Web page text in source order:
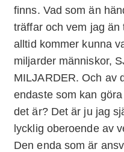
finns. Vad som än
träffar och vem jag
alltid kommer kunna
miljarder människor,
MILJARDER. Och av
endaste som kan
det är? Det är ju jag
lycklig oberoende av
Den enda som är